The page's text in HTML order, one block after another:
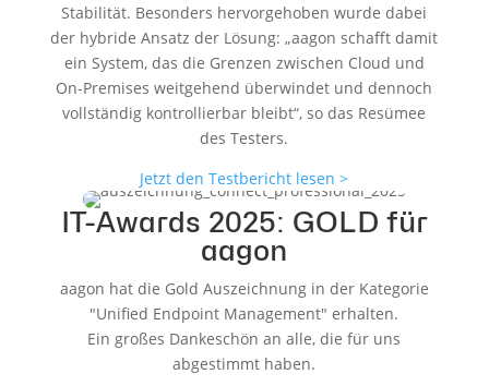
Stabilität. Besonders hervorgehoben wurde dabei
der hybride Ansatz der Lösung: „aagon schafft damit
ein System, das die Grenzen zwischen Cloud und
On-Premises weitgehend überwindet und dennoch
vollständig kontrollierbar bleibt“, so das Resümee
des Testers.
Jetzt den Testbericht lesen >
IT-Awards 2025: GOLD für
aagon
aagon hat die Gold Auszeichnung in der Kategorie
"Unified Endpoint Management" erhalten.
Ein großes Dankeschön an alle, die für uns
abgestimmt haben.